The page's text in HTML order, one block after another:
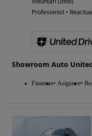
Profesionist •
Showroom Auto
Finantare Asigurare